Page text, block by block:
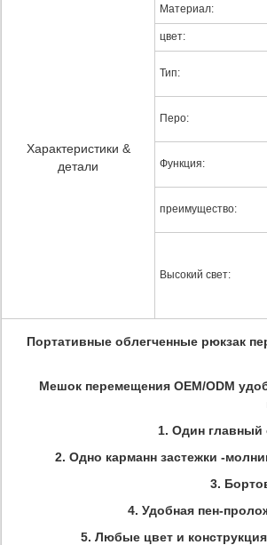
Характеристики &
детали
Материал:
цвет:
Тип:
Перо:
Функция:
преимущество:
Высокий свет:
Портативные облегченные рюкзак
Мешок перемещения OEM/ODM
1. Один главный
2. Одно карманн застежки -
3.
4. Удобная пен-
5. Любые цвет и